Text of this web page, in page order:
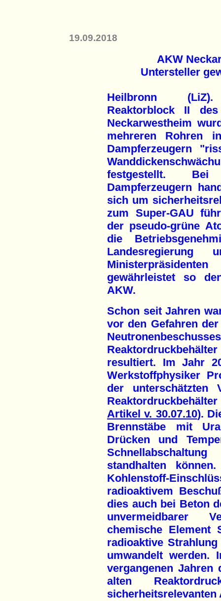
19.09.2018
AKW
Untersteller
Heilbronn
Reaktorblock II
Neckarwestheim
mehreren Rohren
Dampf­erzeugern
festgestellt.
Dampferzeugern
sich um
zum Super-GAU
der pseudo-grüne
die
Landesregierung
gewährleistet so
AKW.
Schon seit Jahren
vor den Gefahren
resultiert. Im Jahr
Werkstoffphysiker
der unterschätzten
Artikel v. 30.07.10).
Brennstäbe mit
Drücken und
standhalten
Kohlenstoff-
radioaktivem
dies auch bei Beton
unvermeidbarer
chemische Element
radioaktive
umwandelt werden.
vergangenen Jahren
alten
sicherheitsrelevanten